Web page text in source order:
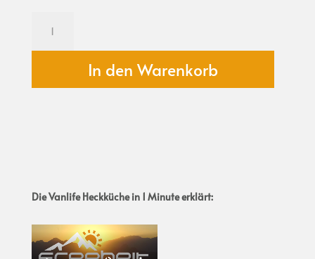
Campingbox
für
In den Warenkorb
Die Vanlife Heckküche in 1 Minute erklärt: